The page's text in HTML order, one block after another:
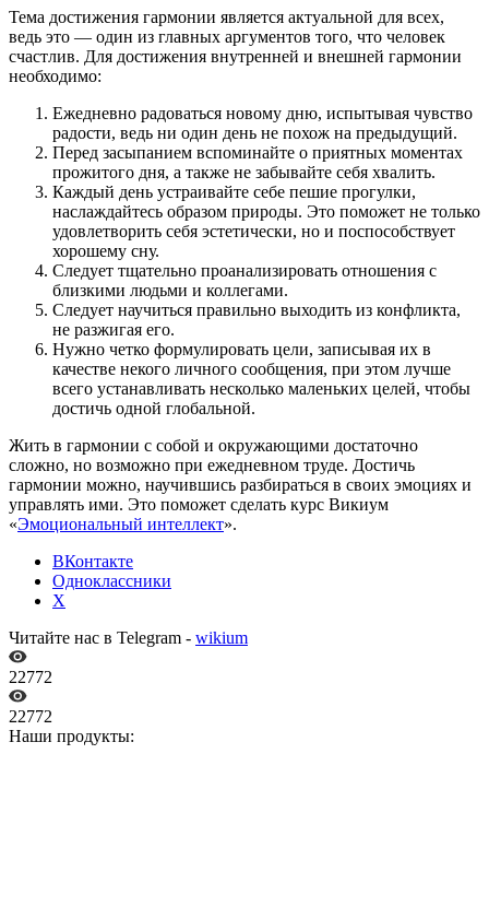
Тема достижения гармонии является актуальной для всех,
ведь это — один из главных аргументов того, что человек
счастлив. Для достижения внутренней и внешней гармонии
необходимо:
Ежедневно радоваться новому дню, испытывая чувство
радости, ведь ни один день не похож на предыдущий.
Перед засыпанием вспоминайте о приятных моментах
прожитого дня, а также не забывайте себя хвалить.
Каждый день устраивайте себе пешие прогулки,
наслаждайтесь образом природы. Это поможет не только
удовлетворить себя эстетически, но и поспособствует
хорошему сну.
Следует тщательно проанализировать отношения с
близкими людьми и коллегами.
Следует научиться правильно выходить из конфликта,
не разжигая его.
Нужно четко формулировать цели, записывая их в
качестве некого личного сообщения, при этом лучше
всего устанавливать несколько маленьких целей, чтобы
достичь одной глобальной.
Жить в гармонии с собой и окружающими достаточно
сложно, но возможно при ежедневном труде. Достичь
гармонии можно, научившись разбираться в своих эмоциях и
управлять ими. Это поможет сделать курс Викиум
«Эмоциональный интеллект».
ВКонтакте
Одноклассники
X
Читайте нас в Telegram - wikium
22772
22772
Наши продукты: